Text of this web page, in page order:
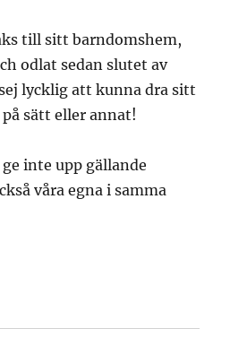
till sitt barndomshem,
odlat sedan slutet av
lycklig att kunna dra sitt
sätt eller annat!
inte upp gällande
våra egna i samma